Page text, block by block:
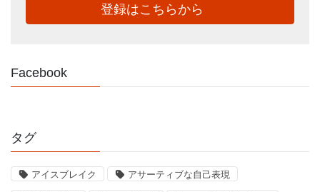
登録はこちらから
Facebook
タグ
アイスブレイク アサーティブな自己表現